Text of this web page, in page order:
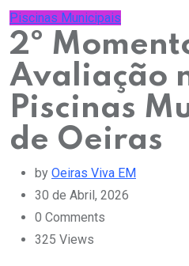
Piscinas Municipais
2º
Avaliação
Piscinas
de Oeiras
by Oeiras Viva EM
30 de Abril, 2026
0 Comments
325 Views